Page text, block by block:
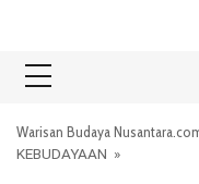
Warisan Budaya
KEBUDAYAAN »